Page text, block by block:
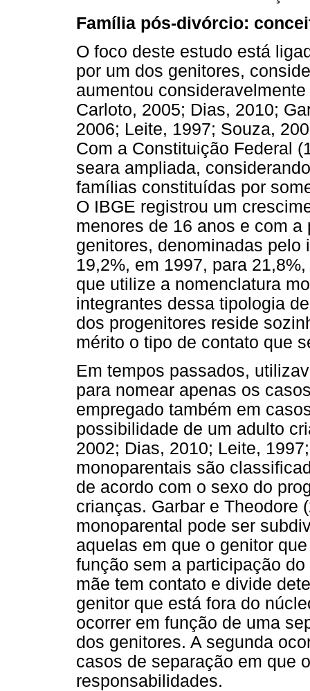
Família pós-divórcio:
O foco deste estudo está
por um dos genitores,
aumentou
Carloto, 2005; Dias, 2010;
2006; Leite, 1997; Souza,
Com a Constituição Federal
seara ampliada,
famílias constituídas por
O IBGE registrou um
menores de 16 anos e com
genitores, denominadas
19,2%, em 1997, para
que utilize a nomenclatura
integrantes dessa tipologia
dos progenitores reside
mérito o tipo de contato que
Em tempos passados,
para nomear apenas os
empregado também em
possibilidade de um adulto
2002; Dias, 2010; Leite,
monoparentais são
de acordo com o sexo do
crianças. Garbar e Theodore
monoparental pode ser
aquelas em que o genitor
função sem a participação
mãe tem contato e divide
genitor que está fora do
ocorrer em função de uma
dos genitores. A segunda
casos de separação em que
responsabilidades.